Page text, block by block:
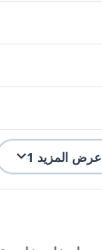
عرض المزيد 1